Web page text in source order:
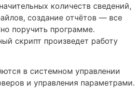
количеств сведений,
создание отчётов — все
поручить программе.
скрипт произведет работу
в системном управлении
и управления параметрами.